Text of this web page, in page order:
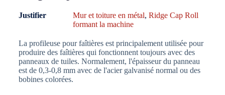
Justifier Mur et toiture en métal, Ridge Cap Roll
formant la machine
La profileuse pour faîtières est principalement utilisée pour
produire des faîtières qui fonctionnent toujours avec des
panneaux de tuiles. Normalement, l'épaisseur du panneau
est de 0,3-0,8 mm avec de l'acier galvanisé normal ou des
bobines colorées.